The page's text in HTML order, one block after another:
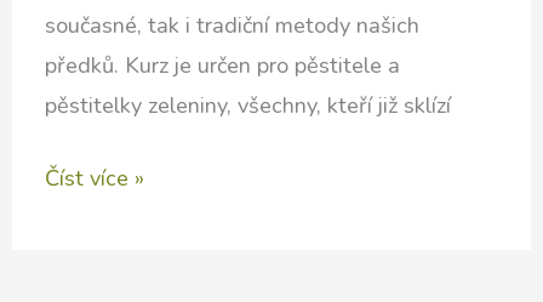
současné, tak i tradiční metody našich
předků. Kurz je určen pro pěstitele a
pěstitelky zeleniny, všechny, kteří již sklízí
Uskladnění
Číst více »